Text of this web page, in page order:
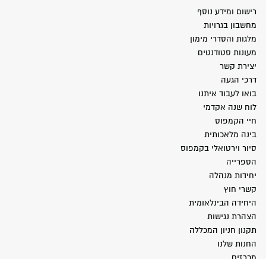
רישום ומידע נוסף
מחשבון בגרויות
מלגות והסדרי מימון
מעונות סטודנטים
יצירת קשר
דרכי הגעה
בואו לעבוד איתנו
לוח שנה אקדמי
חיי הקמפוס
בינה מלאכותית
סיור וירטואלי בקמפוס
הספרייה
יחידות מנהלה
קשרי חוץ
היחידה הבינלאומית
הצהרת נגישות
תקנון חניון המכללה
החנות שלנו